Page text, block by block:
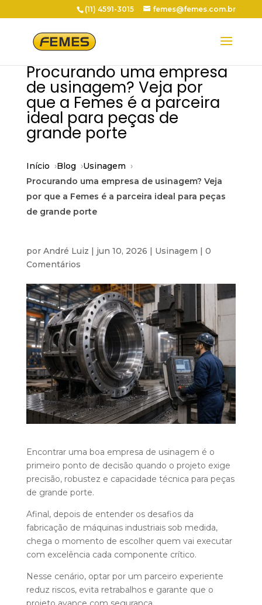
(11) 4591-3015 femes@femes.com.br
Procurando uma empresa
de usinagem? Veja por
que a Femes é a parceira
ideal para peças de
grande porte
Início Blog
Usinagem
Procurando uma empresa de usinagem? Veja
por que a Femes é a parceira ideal para peças
de grande porte
por André Luiz | jun 10, 2026 | Usinagem | 0
Comentários
Encontrar uma boa empresa de usinagem é o
primeiro ponto de decisão quando o projeto exige
precisão, robustez e capacidade técnica para peças
de grande porte.
Afinal, depois de entender os desafios da
fabricação de máquinas industriais sob medida,
chega o momento de escolher quem vai executar
com excelência cada componente crítico.
Nesse cenário, optar por um parceiro experiente
reduz riscos, evita retrabalhos e garante que o